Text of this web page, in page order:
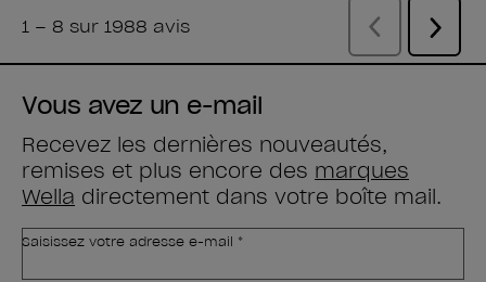
Vous avez un e-mail
Recevez les dernières nouveautés,
remises et plus encore des marques
Wella directement dans votre boîte mail.
Saisissez votre adresse e-mail *